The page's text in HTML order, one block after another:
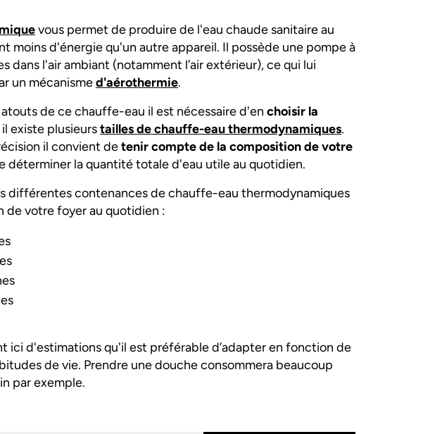
vous permet de produire de l'eau chaude sanitaire au
moins d'énergie qu'un autre appareil. Il possède une pompe à
dans l'air ambiant (notamment l’air extérieur), ce qui lui
un mécanismed'aérothermie.
de ce chauffe-eau il est nécessaire d'en choisir la
existe plusieurstailles de chauffe-eau thermodynamiques.
il convient detenir compte de la composition de votre
déterminer la quantité totale d'eau utile au quotidien.
différentes contenances de chauffe-eau thermodynamiques
de votre foyer au quotidien :
ici d'estimations qu'il est préférable d’adapter en fonction de
de vie. Prendre une douche consommera beaucoup
par exemple.